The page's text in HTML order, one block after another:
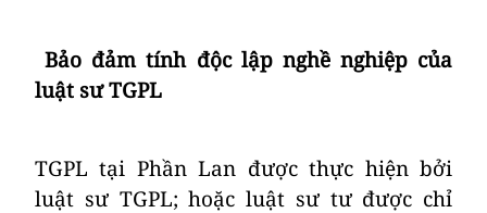
Bảo đảm tính độc lập nghề nghiệp của
luật sư TGPL
TGPL tại Phần Lan được thực hiện bởi
luật sư TGPL; hoặc luật sư tư được chỉ